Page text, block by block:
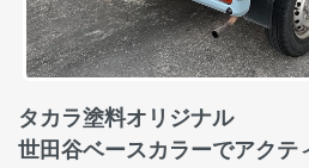
タカラ塗料オリジナル
世田谷ベースカラーでアクテ